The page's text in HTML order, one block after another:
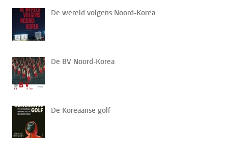
De wereld volgens Noord-Korea
De BV Noord-Korea
De Koreaanse golf